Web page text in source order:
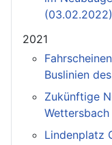
(03.02.2022)
2021
Buslinien
Zukünftige
Wettersbach
Lindenplatz